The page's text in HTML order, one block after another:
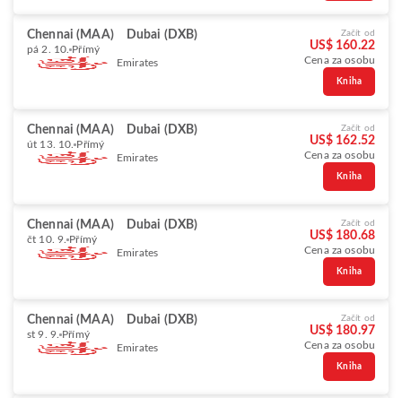
Chennai (MAA) Dubai (DXB)
pá 2. 10. Přímý
Emirates
Začít od
US$ 160.22
Cena za osobu
Kniha
Chennai (MAA) Dubai (DXB)
út 13. 10. Přímý
Emirates
Začít od
US$ 162.52
Cena za osobu
Kniha
Chennai (MAA) Dubai (DXB)
čt 10. 9. Přímý
Emirates
Začít od
US$ 180.68
Cena za osobu
Kniha
Chennai (MAA) Dubai (DXB)
st 9. 9. Přímý
Emirates
Začít od
US$ 180.97
Cena za osobu
Kniha